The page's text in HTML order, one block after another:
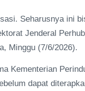
Seharusnya ini
Jenderal
Minggu (7/6/2026).
Kementerian
dapat